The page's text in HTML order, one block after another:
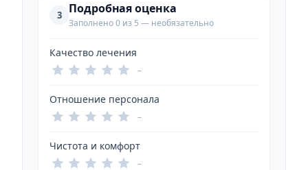
3 Подробная оценка
Заполнено 0 из 5 — необязательно
Качество лечения
–
Отношение персонала
–
Чистота и комфорт
–